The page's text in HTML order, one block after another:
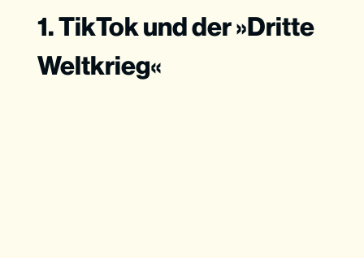
1. TikTok und der »Dritte
Weltkrieg«